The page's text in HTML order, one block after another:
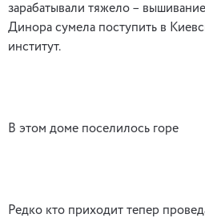
зарабатывали тяжело –
Динора сумела поступить в
институт.
В этом доме поселилось горе
Редко кто приходит тепер